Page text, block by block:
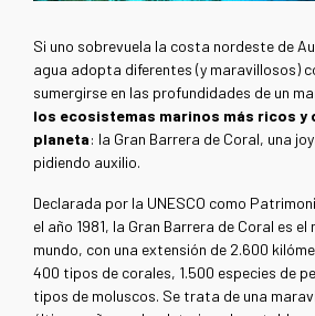
Si uno sobrevuela la costa nordeste de
agua adopta diferentes (y maravillosos)
sumergirse en las profundidades de un
los ecosistemas marinos más ricos y
planeta: la Gran Barrera de Coral, una
pidiendo auxilio.
Declarada por la UNESCO como
el año 1981, la Gran Barrera de Coral es
mundo, con una extensión de 2.600
400 tipos de corales, 1.500 especies de
tipos de moluscos. Se trata de una